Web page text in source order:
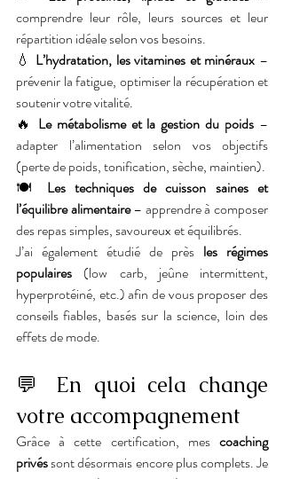
comprendre leur rôle, leurs sources et leur
répartition idéale selon vos besoins.
💧 L’hydratation, les vitamines et minéraux –
prévenir la fatigue, optimiser la récupération et
soutenir votre vitalité.
🔥 Le métabolisme et la gestion du poids –
adapter l’alimentation selon vos objectifs
(perte de poids, tonification, sèche, maintien).
🍽️ Les techniques de cuisson saines et
l’équilibre alimentaire – apprendre à composer
des repas simples, savoureux et équilibrés.
J’ai également étudié de près les régimes
populaires (low carb, jeûne intermittent,
hyperprotéiné, etc.) afin de vous proposer des
conseils fiables, basés sur la science, loin des
effets de mode.
💬 En quoi cela change
votre accompagnement
Grâce à cette certification, mes coaching
privés sont désormais encore plus complets. Je